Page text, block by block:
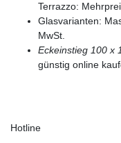
Terrazzo:
Glasvarianten:
MwSt.
Eckeinstieg 100 x
günstig online
Hotline